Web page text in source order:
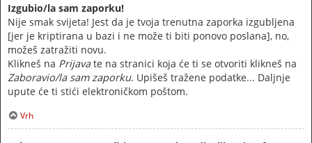
Izgubio/la sam zaporku!
Nije smak svijeta! Jest da je tvoja trenutna zaporka izgubljena
[jer je kriptirana u bazi i ne može ti biti ponovo poslana], no,
možeš zatražiti novu.
Klikneš na Prijavate na stranici koja će ti se otvoriti klikneš na
Zaboravio/la sam zaporku. Upišeš tražene podatke... Daljnje
upute će ti stići elektroničkom poštom.
Vrh